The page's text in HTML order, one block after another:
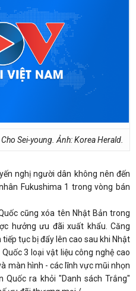
Sei-young. Ảnh: Korea Herald.
nghị người dân không nên đến
Fukushima 1 trong vòng bán
cũng xóa tên Nhật Bản trong
hưởng ưu đãi xuất khẩu. Căng
tục bị đẩy lên cao sau khi Nhật
3 loại vật liệu công nghệ cao
màn hình - các lĩnh vực mũi nhọn
Quốc ra khỏi "Danh sách Trắng"